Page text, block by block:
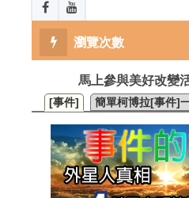
馬上參與美好改變
[事件] 簡單柯博拉[事件]